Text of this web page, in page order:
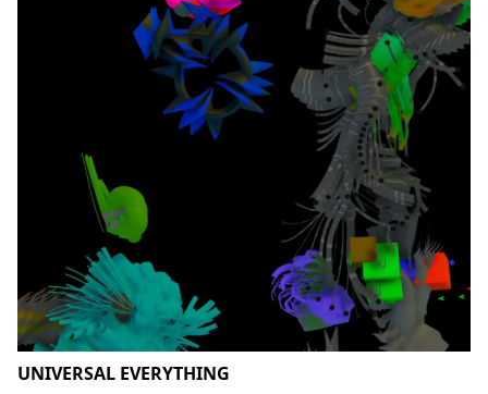
UNIVERSAL EVERYTHING